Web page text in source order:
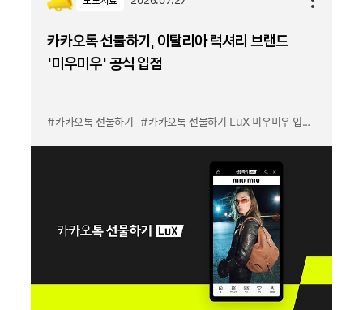
카카오톡 선물하기, 이탈리아 럭셔리 브랜드
'미우미우' 공식 입점
#카카오톡 선물하기 #카카오톡 선물하기 LuX 미우미우 입점